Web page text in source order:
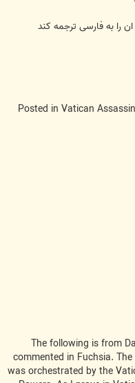
را به فارسی ترجمه کند
Posted in Vatican
The following is from
commented in Fuchsia.
was orchestrated by the